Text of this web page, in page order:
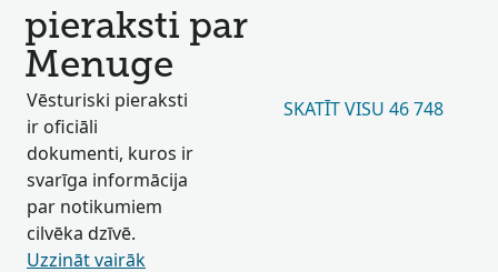
pieraksti par
Menuge
Vēsturiski pieraksti
ir oficiāli
dokumenti, kuros ir
svarīga informācija
par notikumiem
cilvēka dzīvē.
Uzzināt vairāk
SKATĪT VISU 46 748